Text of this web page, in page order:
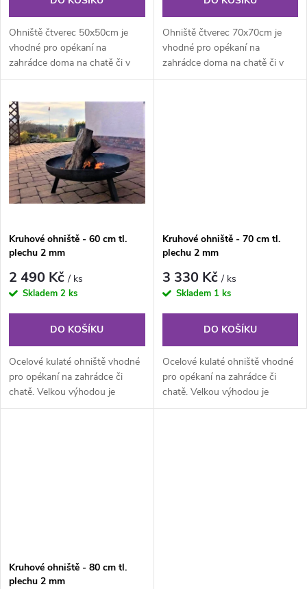
d
u
k
t
ů
d
u
k
t
ů
Ohniště čtverec 50x50cm je
vhodné pro opékaní na
zahrádce doma na chatě či v
kempu. Velkou výhodou jsou
Ohniště čtverec 70x70cm je
vhodné pro opékaní na
zahrádce doma na chatě či v
kempu. Velkou výhodou jsou
Kruhové ohniště - 60 cm tl.
plechu 2 mm
2 490 Kč/ ks
Skladem 2 ks
DO KOŠÍKU
Ocelové kulaté ohniště vhodné
pro opékaní na zahrádce či
chatě. Velkou výhodou je
hmotnost ohniště 8 kg, lze tak...
Kruhové ohniště - 70 cm tl.
plechu 2 mm
3 330 Kč/ ks
Skladem 1 ks
DO KOŠÍKU
Ocelové kulaté ohniště vhodné
pro opékaní na zahrádce či
chatě. Velkou výhodou je
hmotnost ohniště 8 kg, lze tak...
Kruhové ohniště - 80 cm tl.
plechu 2 mm